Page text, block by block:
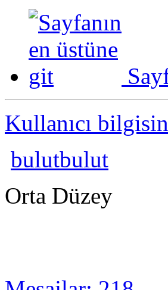
Kullanıcı
bulutbulut
Orta Düzey